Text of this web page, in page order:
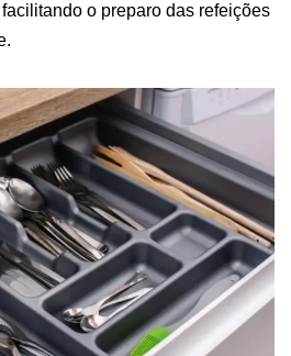
o preparo das refeições